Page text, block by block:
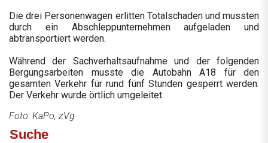
Die drei Personenwagen erlitten Totalschaden und mussten
durch ein Abschleppunternehmen aufgeladen und
abtransportiert werden.
Während der Sachverhaltsaufnahme und der folgenden
Bergungsarbeiten musste die Autobahn A18 für den
gesamten Verkehr für rund fünf Stunden gesperrt werden.
Der Verkehr wurde örtlich umgeleitet.
Foto: KaPo, zVg
Suche